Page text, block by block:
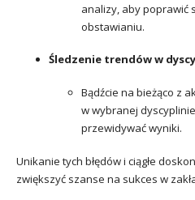
analizy, aby poprawić
obstawianiu.
Śledzenie trendów w
Bądźcie na bieżąco z
w wybranej
przewidywać wyniki.
Unikanie tych błędów i ciągłe
zwiększyć szanse na sukces w